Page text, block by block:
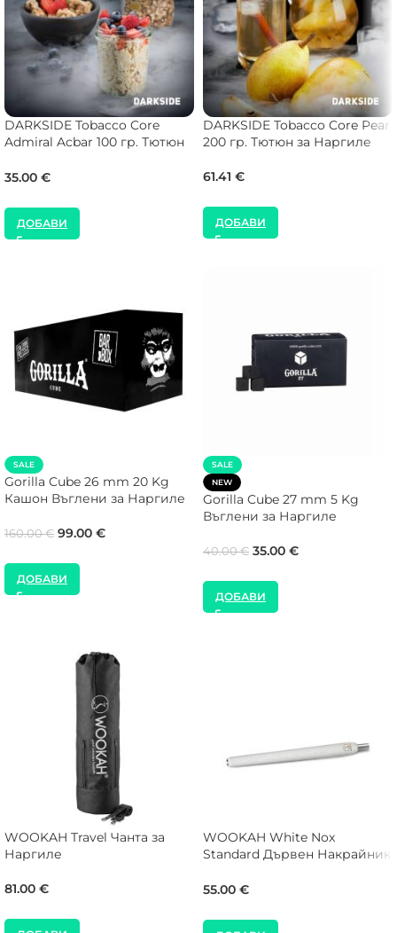
DARKSIDE Tobacco Core
Admiral Acbar 100 гр. Тютюн
35.00 €
ДОБАВИ
DARKSIDE Tobacco Core Pear
200 гр. Тютюн за Наргиле
61.41 €
ДОБАВИ
SALE
Gorilla Cube 26 mm 20 Kg
Кашон Въглени за Наргиле
160.00€ 99.00 €
ДОБАВИ
SALE
NEW
Gorilla Cube 27 mm 5 Kg
Въглени за Наргиле
40.00€ 35.00 €
ДОБАВИ
WOOKAH Travel Чанта за
Наргиле
81.00 €
WOOKAH White Nox
Standard Дървен Накрайник
55.00 €